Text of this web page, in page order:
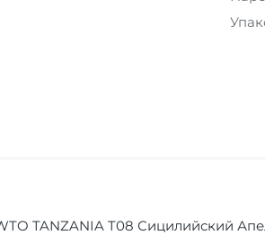
TANZANIA T08 Сицилийский